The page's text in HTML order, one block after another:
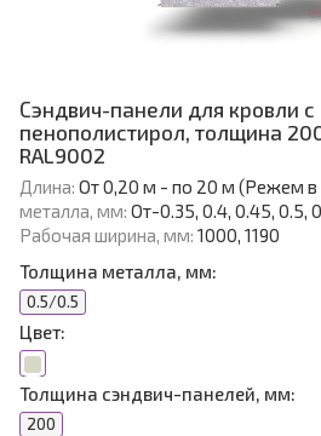
Сэндвич-панели для кровли
пенополистирол, толщина
RAL9002
Длина: От 0,20 м - по 20 м (Режем в
металла, мм: От-0.35, 0.4, 0.45, 0.5,
Рабочая ширина, мм: 1000, 1190
Толщина металла, мм:
0.5/0.5
Цвет:
Толщина сэндвич-панелей, мм:
200